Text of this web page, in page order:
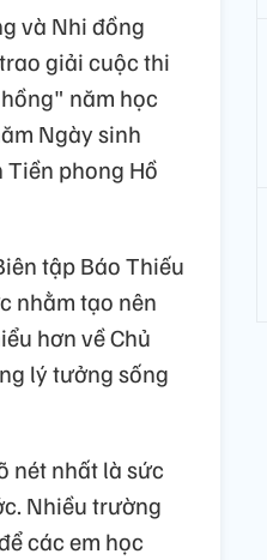
và Nhi đồng
giải cuộc thi
năm học
Ngày sinh
phong Hồ
tập Báo Thiếu
nhằm tạo nên
hơn về Chủ
lý tưởng sống
nét nhất là sức
Nhiều trường
các em học